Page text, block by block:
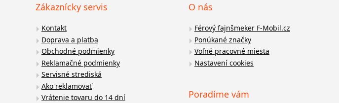
Zákaznícky servis
Kontakt
Doprava a platba
Obchodné podmienky
Reklamačné podmienky
Servisné strediská
Ako reklamovať
Vrátenie tovaru do 14 dní
O nás
Férový fajnšmeker F-Mobil.cz
Ponúkané značky
Voľné pracovné miesta
Nastavení cookies
Poradíme vám